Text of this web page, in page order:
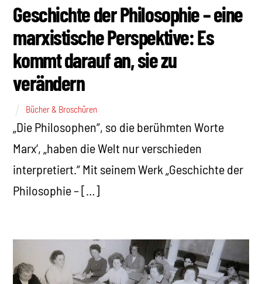
Geschichte der Philosophie – eine
marxistische Perspektive: Es
kommt darauf an, sie zu
verändern
Bücher & Broschüren
„Die Philosophen“, so die berühmten Worte
Marx‘, „haben die Welt nur verschieden
interpretiert.“ Mit seinem Werk „Geschichte der
Philosophie – […]